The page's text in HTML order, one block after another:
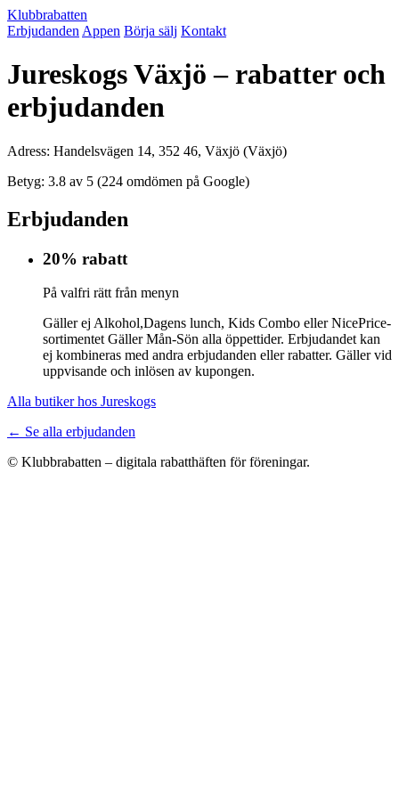
Klubbrabatten
Erbjudanden Appen Börja sälj Kontakt
Jureskogs Växjö – rabatter och
erbjudanden
Adress: Handelsvägen 14, 352 46, Växjö (Växjö)
Betyg: 3.8 av 5 (224 omdömen på Google)
Erbjudanden
20% rabatt
På valfri rätt från menyn
Gäller ej Alkohol,Dagens lunch, Kids Combo eller NicePrice-
sortimentet Gäller Mån-Sön alla öppettider. Erbjudandet kan
ej kombineras med andra erbjudanden eller rabatter. Gäller vid
uppvisande och inlösen av kupongen.
Alla butiker hos Jureskogs
← Se alla erbjudanden
© Klubbrabatten – digitala rabatthäften för föreningar.